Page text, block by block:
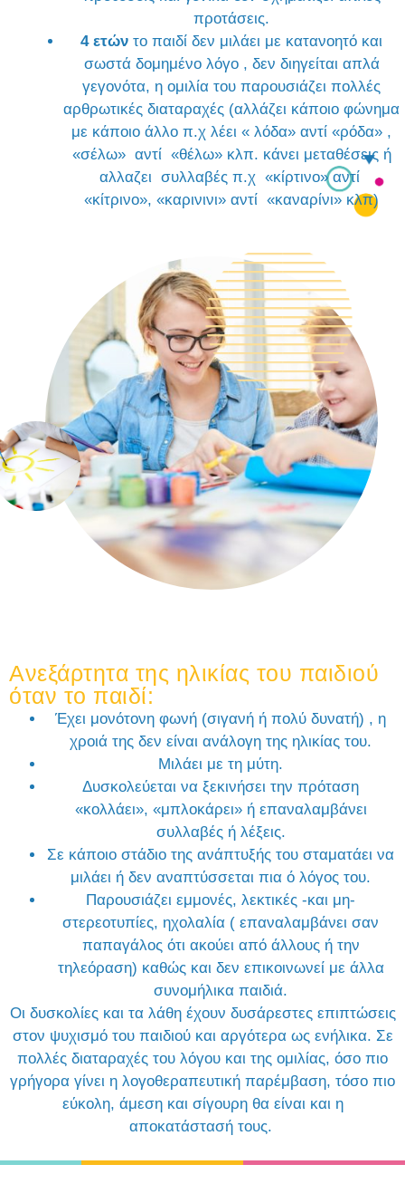
προτάσεις.
4 ετών το παιδί δεν μιλάει με κατανοητό και
σωστά δομημένο λόγο , δεν διηγείται απλά
γεγονότα, η ομιλία του παρουσιάζει πολλές
αρθρωτικές διαταραχές (αλλάζει κάποιο φώνημα
με κάποιο άλλο π.χ λέει « λόδα» αντί «ρόδα» ,
«σέλω» αντί «θέλω» κλπ. κάνει μεταθέσεις ή
αλλαζει συλλαβές π.χ «κίρτινο» αντί
«κίτρινο», «καρινινι» αντί «καναρίνι» κλπ)
Ανεξάρτητα της ηλικίας του παιδιού
όταν το παιδί:
Έχει μονότονη φωνή (σιγανή ή πολύ δυνατή) , η
χροιά της δεν είναι ανάλογη της ηλικίας του.
Μιλάει με τη μύτη.
Δυσκολεύεται να ξεκινήσει την πρόταση
«κολλάει», «μπλοκάρει» ή επαναλαμβάνει
συλλαβές ή λέξεις.
Σε κάποιο στάδιο της ανάπτυξής του σταματάει να
μιλάει ή δεν αναπτύσσεται πια ό λόγος του.
Παρουσιάζει εμμονές, λεκτικές -και μη-
στερεοτυπίες, ηχολαλία ( επαναλαμβάνει σαν
παπαγάλος ότι ακούει από άλλους ή την
τηλεόραση) καθώς και δεν επικοινωνεί με άλλα
συνομήλικα παιδιά.
Οι δυσκολίες και τα λάθη έχουν δυσάρεστες επιπτώσεις
στον ψυχισμό του παιδιού και αργότερα ως ενήλικα. Σε
πολλές διαταραχές του λόγου και της ομιλίας, όσο πιο
γρήγορα γίνει η λογοθεραπευτική παρέμβαση, τόσο πιο
εύκολη, άμεση και σίγουρη θα είναι και η
αποκατάστασή τους.